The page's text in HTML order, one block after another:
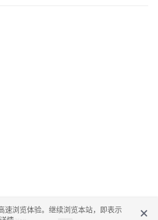
速浏览体验。继续浏览本站，即表示